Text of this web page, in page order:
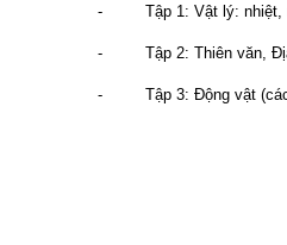
- Tập 1: Vật lý: nhiệt,
- Tập 2: Thiên văn, Địa
- Tập 3: Động vật (các